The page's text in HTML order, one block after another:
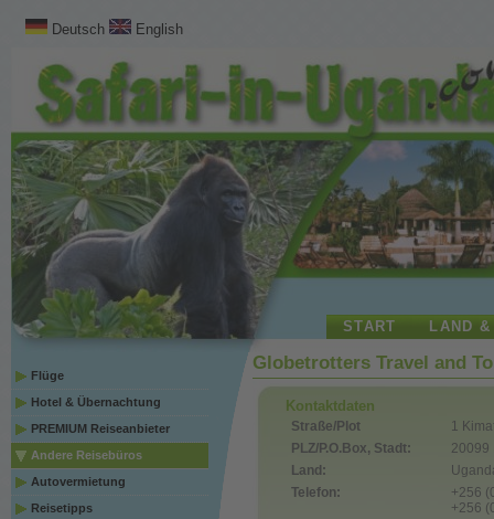
Deutsch English
START LAND
Flüge
Hotel & Übernachtung
PREMIUM Reiseanbieter
Andere Reisebüros
Autovermietung
Reisetipps
Globetrotters Travel and
Kontaktdaten
Straße/Plot
1
PLZ/P.O.Box, Stadt:
20099
Land:
Telefon:
+256
+256